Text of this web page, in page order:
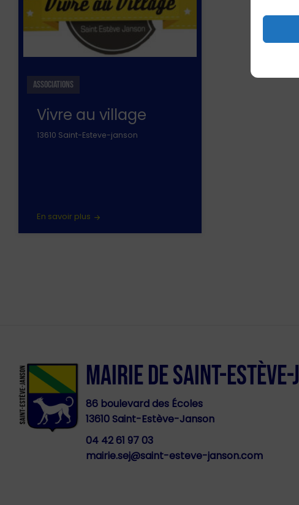
ASSOCIATIONS
Vivre au village
13610 Saint-Esteve-janson
En savoir plus
MAIRIE DE SAINT-ESTÈVE-
86 boulevard des Écoles
13610 Saint-Estève-Janson
04 42 61 97 03
mairie.sej@saint-esteve-janson.com